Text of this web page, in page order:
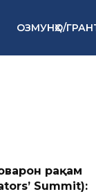
ОЗМУНҲО/
рақамӣ
Summit):